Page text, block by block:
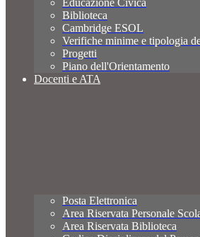
Educazione Civica
Biblioteca
Cambridge ESOL
Verifiche minime e tipologia
Progetti
Piano dell'Orientamento
Docenti e ATA
Posta Elettronica
Area Riservata Personale
Area Riservata Biblioteca